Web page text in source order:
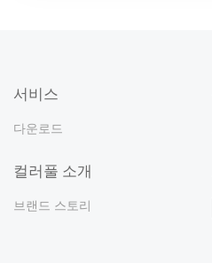
서비스
다운로드
컬러풀 소개
브랜드 스토리